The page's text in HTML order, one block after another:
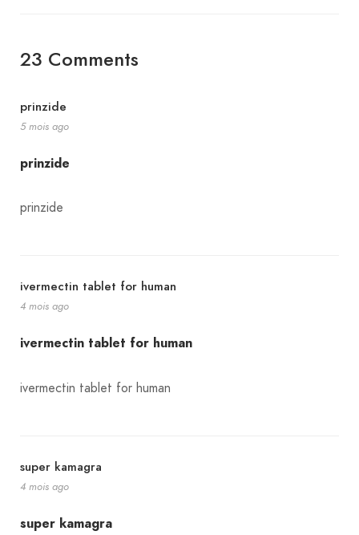
23 Comments
prinzide
5 mois ago
prinzide
prinzide
ivermectin tablet for human
4 mois ago
ivermectin tablet for human
ivermectin tablet for human
super kamagra
4 mois ago
super kamagra